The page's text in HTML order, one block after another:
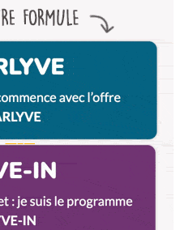
un programme chants
tout à fait spécial !
:
events/
: le bistrot des